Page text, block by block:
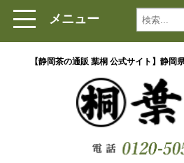
メニュー
【静岡茶の通販 葉桐 公式サイト】静岡